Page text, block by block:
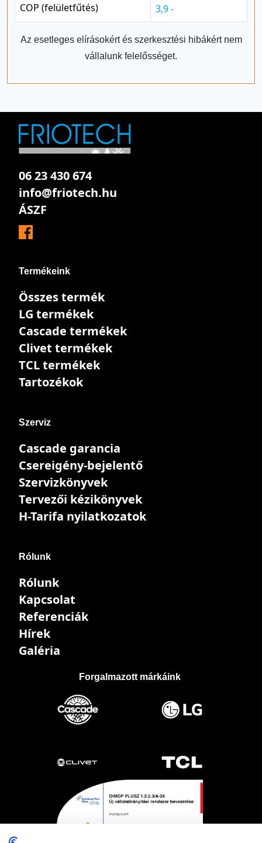
COP (felületfűtés)
3,9 -
Az esetleges elírásokért és szerkesztési hibákért nem
vállalunk felelősséget.
06 23 430 674
info@friotech.hu
ÁSZF
Termékeink
Összes termék
LG termékek
Cascade termékek
Clivet termékek
TCL termékek
Tartozékok
Szerviz
Cascade garancia
Csereigény-bejelentő
Szervizkönyvek
Tervezői kézikönyvek
H-Tarifa nyilatkozatok
Rólunk
Rólunk
Kapcsolat
Referenciák
Hírek
Galéria
Forgalmazott márkáink